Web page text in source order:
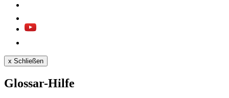
x Schließen
Glossar-Hilfe